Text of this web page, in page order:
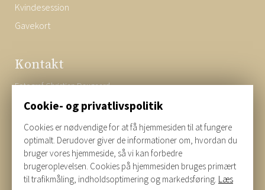
Kvindesession
Gavekort
Kontakt
Fotograf Christian Daugaard
7323Give
CVR:38937944
25 33 46 03
Christian@givefoto.dk
Cookie- og privatlivspolitik
Cookies er nødvendige for at få hjemmesiden til at fungere
optimalt. Derudover giver de informationer om, hvordan du
bruger vores hjemmeside, så vi kan forbedre
brugeroplevelsen. Cookies på hjemmesiden bruges primært
til trafikmåling, indholdsoptimering og markedsføring. Læs